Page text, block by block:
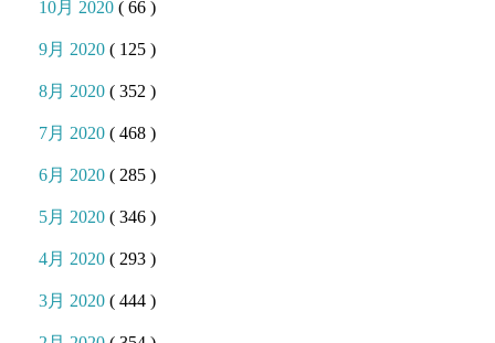
10月 2020( 66 )
9月 2020( 125 )
8月 2020( 352 )
7月 2020( 468 )
6月 2020( 285 )
5月 2020( 346 )
4月 2020( 293 )
3月 2020( 444 )